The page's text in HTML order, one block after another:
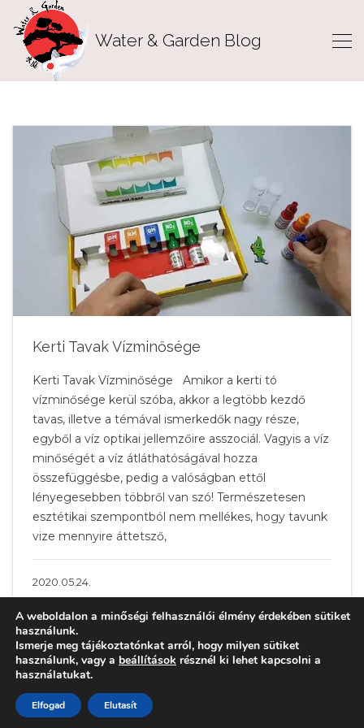
Water & Garden Blog
Kerti Tavak Vízminősége
Kerti Tavak Vízminősége Amikor a kerti tó
vízminősége kerül szóba, akkor a legtöbb kezdő
tavas, illetve a témával ismerkedők nagy része,
egyből a víz optikai jellemzőire asszociál. Vagyis a víz
minőségét a víz átláthatóságával hozza
összefüggésbe, pedig a valóságban ettől
lényegesebben többről van szó! Természetesen
esztétikai szempontból nem mellékes, hogy tavunk
vize mennyire áttetsző,
2020.05.24.
A weboldalon a minőségi felhasználói élmény érdekében sütiket
használunk.
Ismerje meg tájékoztatónkat arról, hogy milyen sütiket
használunk, vagy a beállítások résznél ki lehet kapcsolni a
használatukat.
Elfogad Elutasít